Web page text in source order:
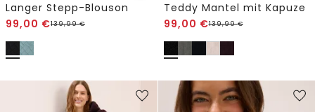
Langer Stepp-Blouson
99,00 €139,99€
Teddy Mantel mit Kapuze
99,00 €139,99€